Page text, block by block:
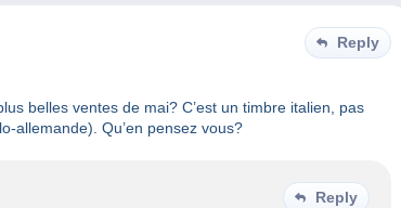
Reply
belles ventes de mai? C’est un timbre italien, pas
allemande). Qu’en pensez vous?
Reply